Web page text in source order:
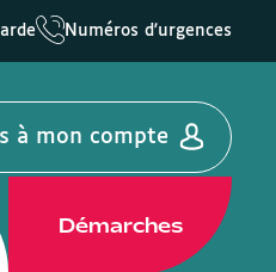
Numéros d'urgences
à mon compte
Démarches